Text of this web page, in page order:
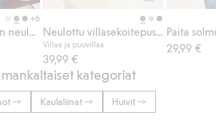
Osta
+6
Villaa ja puuvillaa
39,99 €
Paita
29,99 €
kategoriat
Kaulaliinat Huivit